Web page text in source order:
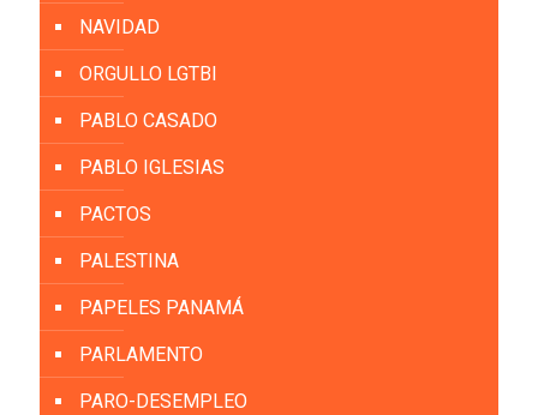
NAVIDAD
ORGULLO LGTBI
PABLO CASADO
PABLO IGLESIAS
PACTOS
PALESTINA
PAPELES PANAMÁ
PARLAMENTO
PARO-DESEMPLEO